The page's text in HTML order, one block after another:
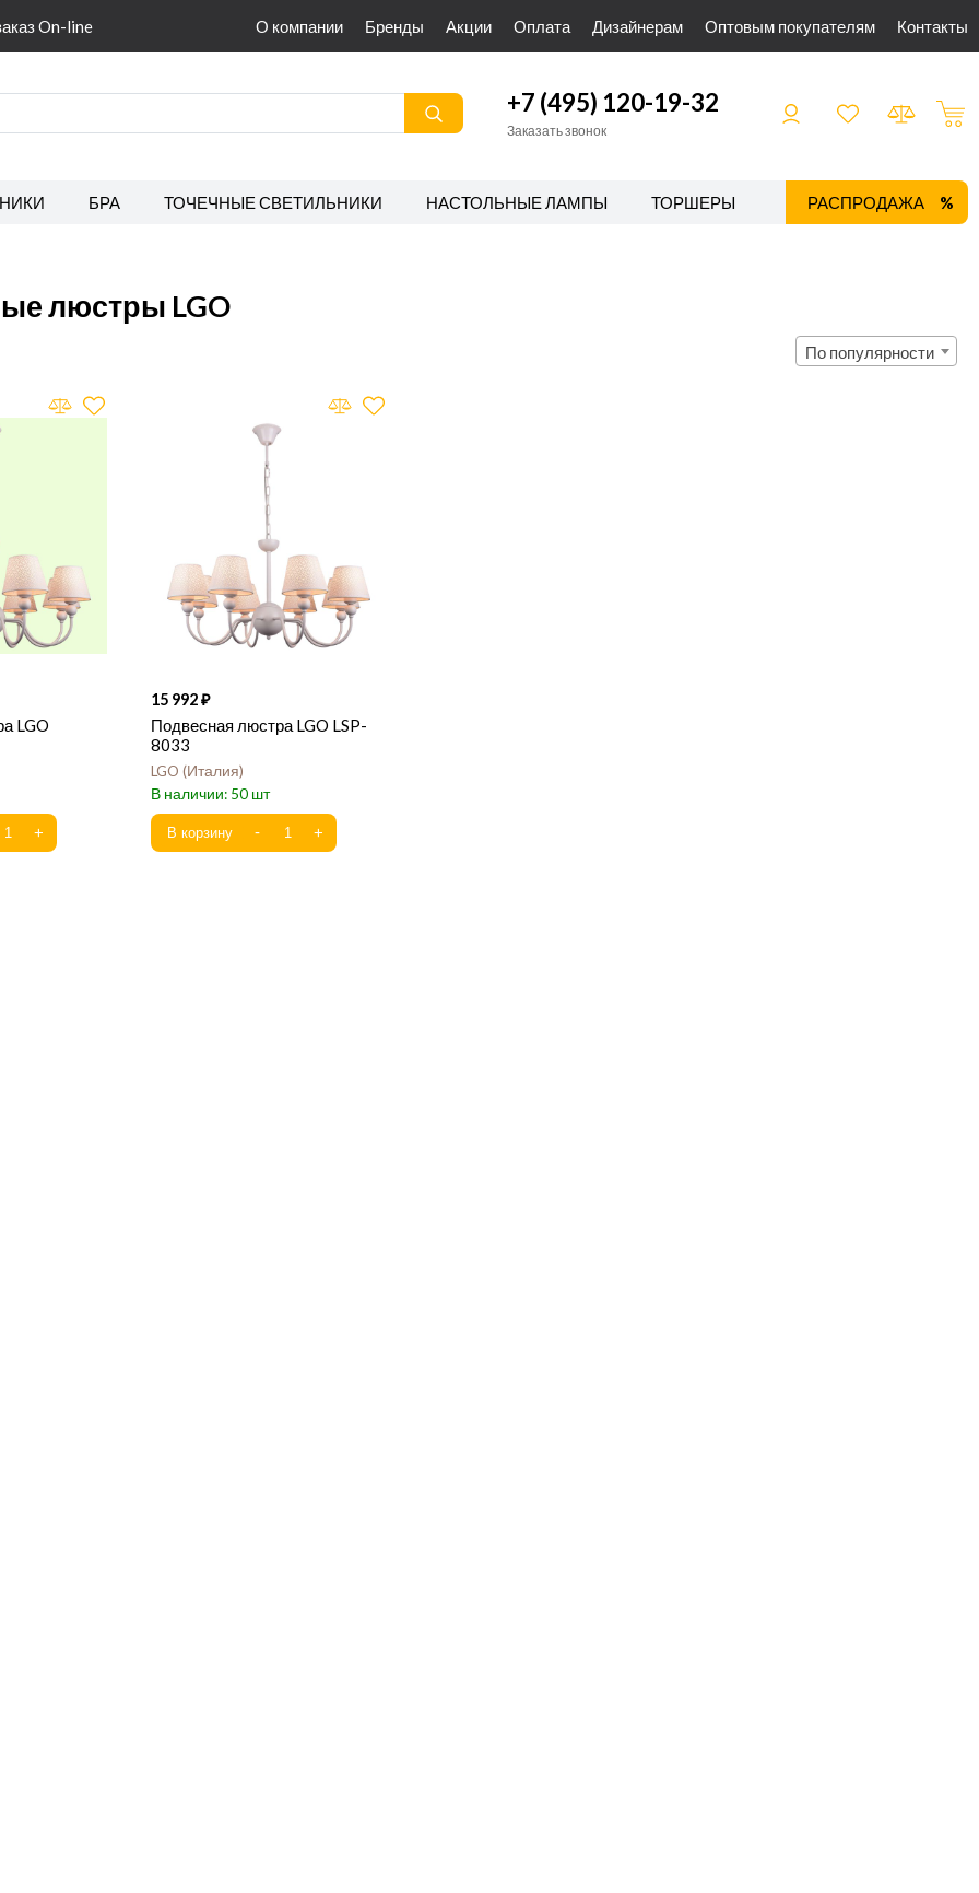
On-line О компании Бренды Акции Оплата Дизайнерам Оптовым покупателям Контакты
+7 (495) 120-19-32
Заказать звонок
БРА ТОЧЕЧНЫЕ СВЕТИЛЬНИКИ НАСТОЛЬНЫЕ ЛАМПЫ ТОРШЕРЫ ТРЕКОВЫЕ СИСТЕМЫ
РАСПРОДАЖА
люстры LGO
По популярности
LGO
15 992
Подвесная люстра LGO LSP-
8033
LGO Италия
50